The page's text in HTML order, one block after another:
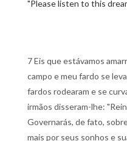
"Please listen to this
7 Eis que estávamos
campo e meu fardo se
fardos rodearam e se
irmãos disseram-lhe:
Governarás, de fato,
mais por seus sonhos e